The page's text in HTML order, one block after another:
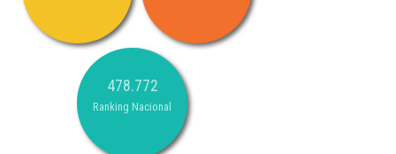
478.772
Ranking Nacional